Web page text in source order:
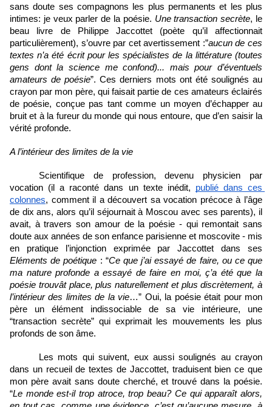
sans doute ses compagnons les plus permanents et les plus
intimes: je veux parler de la poésie. Une transaction secrète, le
beau livre de Philippe Jaccottet (poète qu’il affectionnait
particulièrement), s’ouvre par cet avertissement :”aucun de ces
textes n’a été écrit pour les spécialistes de la littérature (toutes
gens dont la science me confond)... mais pour d’éventuels
amateurs de poésie”. Ces derniers mots ont été soulignés au
crayon par mon père, qui faisait partie de ces amateurs éclairés
de poésie, conçue pas tant comme un moyen d’échapper au
bruit et à la fureur du monde qui nous entoure, que d’en saisir la
vérité profonde.
A l’intérieur des limites de la vie
Scientifique de profession, devenu physicien par
vocation (il a raconté dans un texte inédit, publié dans ces
colonnes, comment il a découvert sa vocation précoce à l’âge
de dix ans, alors qu’il séjournait à Moscou avec ses parents), il
avait, à travers son amour de la poésie - qui remontait sans
doute aux années de son enfance parisienne et moscovite - mis
Eléments de poétique : “Ce que j’ai essayé de faire, ou ce que
ma nature profonde a essayé de faire en moi, ç’a été que la
poésie trouvât place, plus naturellement et plus discrètement, à
l’intérieur des limites de la vie…” Oui, la poésie était pour mon
père un élément indissociable de sa vie intérieure, une
“transaction secrète” qui exprimait les mouvements les plus
profonds de son âme.
Les mots qui suivent, eux aussi soulignés au crayon
dans un recueil de textes de Jaccottet, traduisent bien ce que
mon père avait sans doute cherché, et trouvé dans la poésie.
“Le monde est-il trop atroce, trop beau? Ce qui apparaît alors,